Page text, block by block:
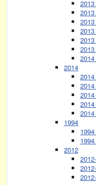
2014
1994
2012